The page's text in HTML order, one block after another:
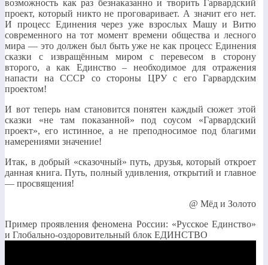
возможность как раз безнаказанно и творить Гарвардский
проект, который никто не проговаривает. А значит его нет.
И процесс Единения через уже взрослых Машу и Витю
современного на тот момент времени общества и лесного
мира — это должен был быть уже не как процесс Единения
сказки с извращённым миром с перевесом в сторону
второго, а как Единство – необходимое для отражения
напасти на СССР со стороны ЦРУ с его Гарвардским
проектом!
И вот теперь нам становится понятен каждый сюжет этой
сказки «не там показанной» под соусом «Гарвардский
проект», его истинное, а не преподносимое под благими
намерениями значение!
Итак, в добрый «сказочный» путь, друзья, который откроет
данная книга. Путь, полный удивления, открытий и главное
— просвящения!
@ Мёд и Золото
Пример проявления феномена России: «Русское Единство»
и Глобально-оздоровительный блок ЕДИНСТВО